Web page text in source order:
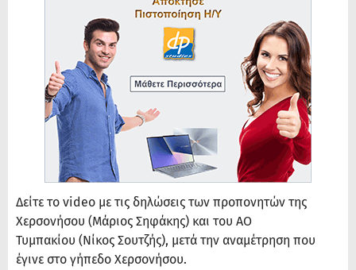
Δείτε το video με τις δηλώσεις των προπονητών της
Χερσονήσου (Μάριος Σηφάκης) και του ΑΟ
Τυμπακίου (Νίκος Σουτζής), μετά την αναμέτρηση που
έγινε στο γήπεδο Χερσονήσου.